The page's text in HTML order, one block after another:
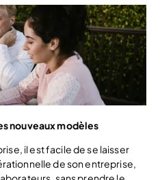
nouveaux modèles
il est facile de se laisser
de son entreprise,